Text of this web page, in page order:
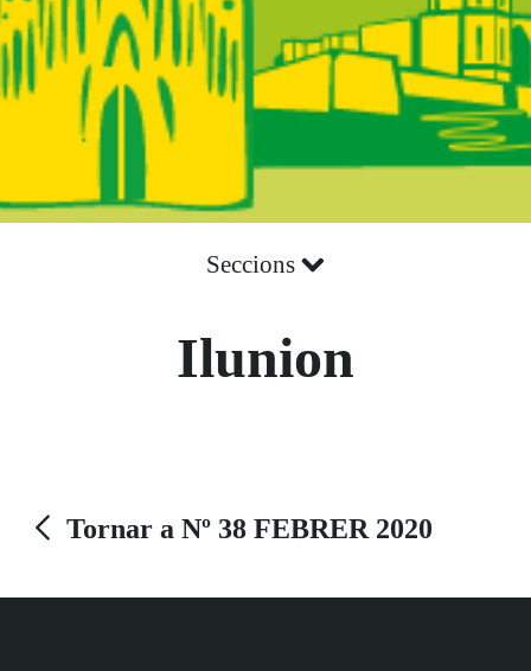
Seccions
Ilunion
Tornar a Nº 38 FEBRER 2020